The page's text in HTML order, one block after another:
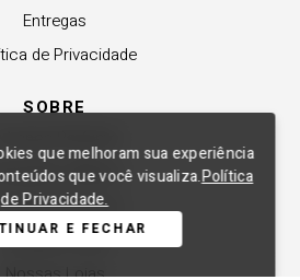
que melhoram sua experiência
que você visualiza.Política
de Privacidade.
E FECHAR
Entregas
de Privacidade
SOBRE
a Marca
Conosco
Compre Local
Nossas Lojas